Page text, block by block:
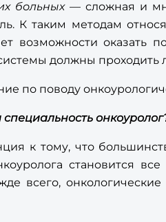
больных— сложная и
К таким методам
возможности
должны проходить
по поводу
к тому, что
становится
всего,